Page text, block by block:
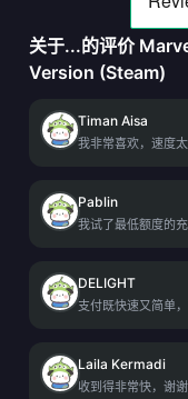
关于...的评价
Version (Steam)
Timan Aisa
我非常喜欢，速度
Pablin
我试了最低额度的
DELIGHT
支付既快速又简单
Laila Kermadi
收到得非常快，谢谢